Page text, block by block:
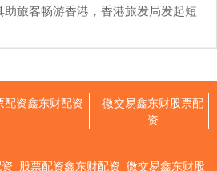
旅客畅游香港，香港旅发局发起短
配资鑫东财配资
微交易鑫东财股票配
资
_股票配资鑫东财配资_微交易鑫东财股